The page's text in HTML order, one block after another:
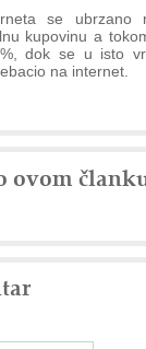
se ubrzano
kupovinu a
dok se u isto
na internet.
ovom